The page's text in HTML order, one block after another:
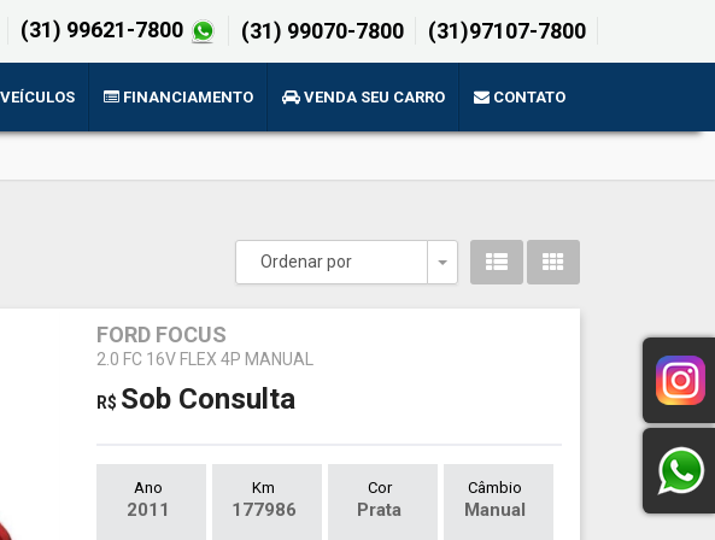
(31) 99621-7800 (31) 99070-7800 (31)97107-7800
VEÍCULOS FINANCIAMENTO VENDA SEU CARRO CONTATO
Ordenar por
Toggle Dropdown
FORD FOCUS
2.0 FC 16V FLEX 4P MANUAL
R$ Sob Consulta
Ano
2011
Km
177986
Cor
Prata
Câmbio
Manual